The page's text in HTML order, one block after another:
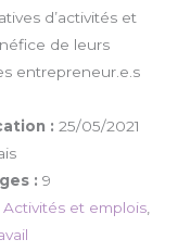
d’activités et
de leurs
entrepreneur.e.s
: 25/05/2021
: 9
Activités et emplois,